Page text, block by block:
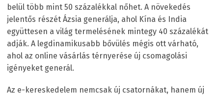
belül több mint 50 százalékkal nőhet. A növekedés
jelentős részét Ázsia generálja, ahol Kína és India
együttesen a világ termelésének mintegy 40 százalékát
adják. A legdinamikusabb bővülés mégis ott várható,
ahol az online vásárlás térnyerése új csomagolási
igényeket generál.
Az e-kereskedelem nemcsak új csatornákat, hanem új